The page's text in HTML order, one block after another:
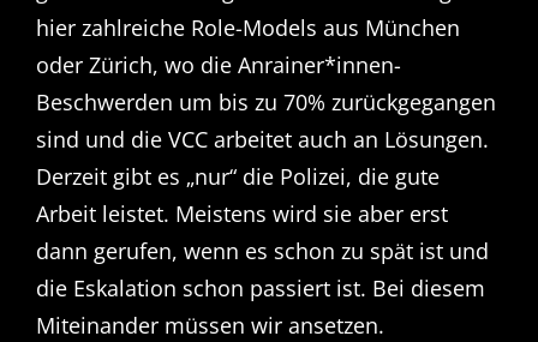
hier zahlreiche Role-Models aus München
oder Zürich, wo die Anrainer*innen-
Beschwerden um bis zu 70% zurückgegangen
sind und die VCC arbeitet auch an Lösungen.
Derzeit gibt es „nur“ die Polizei, die gute
Arbeit leistet. Meistens wird sie aber erst
dann gerufen, wenn es schon zu spät ist und
die Eskalation schon passiert ist. Bei diesem
Miteinander müssen wir ansetzen.